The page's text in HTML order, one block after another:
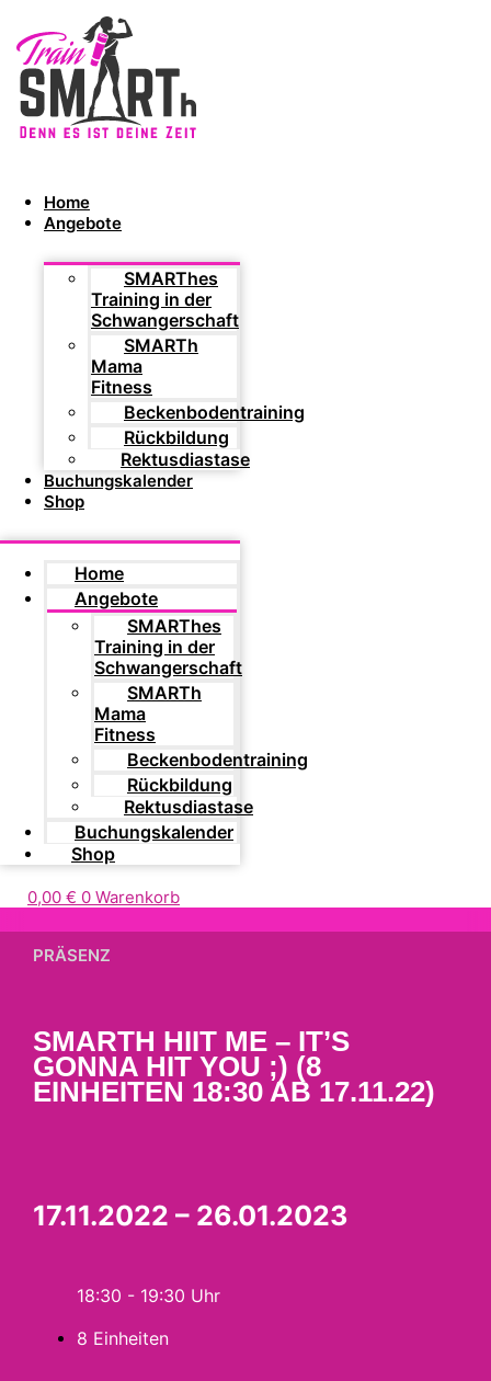
Home
Angebote
SMARThes
Training in der
Schwangerschaft
SMARTh
Mama
Fitness
Beckenbodentraining
Rückbildung
Rektusdiastase
Buchungskalender
Shop
Home
Angebote
SMARThes
Training in der
Schwangerschaft
SMARTh
Mama
Fitness
Beckenbodentraining
Rückbildung
Rektusdiastase
Buchungskalender
Shop
0,00 € 0 Warenkorb
PRÄSENZ
SMARTH HIIT ME – IT’S
GONNA HIT YOU ;) (8
EINHEITEN 18:30 AB 17.11.22)
17.11.2022 – 26.01.2023
18:30 - 19:30
8 Einheiten